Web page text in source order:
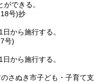
できる。
号)抄
から施行する。
号)
から施行する。
さぬき市子ども・子育て